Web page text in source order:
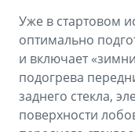
Уже в стартовом
оптимально
и включает
подогрева
заднего стекла,
поверхности